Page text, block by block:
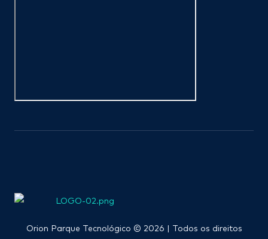
Orion Parque Tecnológico © 2026 | Todos os direitos